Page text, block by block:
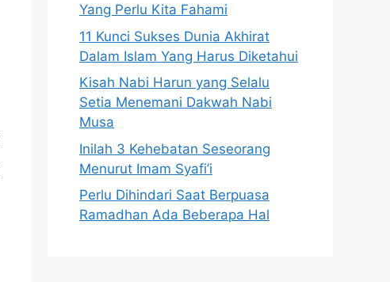
Yang Perlu Kita Fahami
11 Kunci Sukses Dunia Akhirat
Dalam Islam Yang Harus Diketahui
Kisah Nabi Harun yang Selalu
Setia Menemani Dakwah Nabi
Musa
Inilah 3 Kehebatan Seseorang
Menurut Imam Syafi’i
Perlu Dihindari Saat Berpuasa
Ramadhan Ada Beberapa Hal